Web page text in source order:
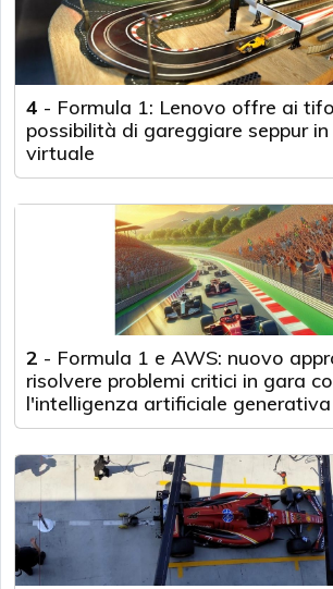
4 - Formula 1: Lenovo offre ai
possibilità di gareggiare seppur
virtuale
2 - Formula 1 e AWS: nuovo
risolvere problemi critici in gara
l'intelligenza artificiale generativa